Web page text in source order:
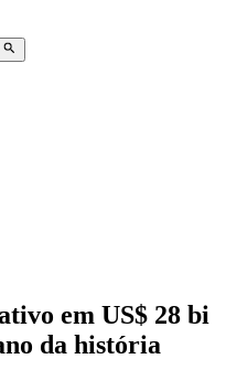
em US$ 28 bi
da história